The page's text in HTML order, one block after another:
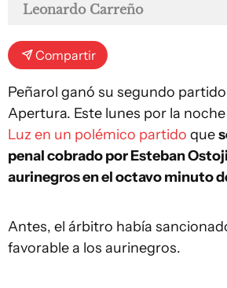
Leonardo Carreño
Compartir
Peñarol ganó su segundo
Apertura. Este lunes por la noche
Luz en un polémico partido que
penal cobrado por Esteban
aurinegros en el octavo minuto
Antes, el árbitro había
favorable a los aurinegros.